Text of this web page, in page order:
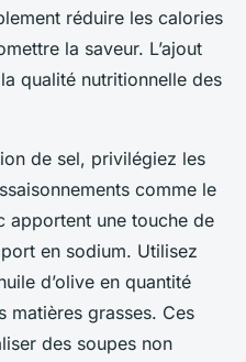
réduire les calories
la saveur. L’ajout
qualité nutritionnelle des
de sel, privilégiez les
comme le
apportent une touche de
en sodium. Utilisez
d’olive en quantité
matières grasses. Ces
des soupes non